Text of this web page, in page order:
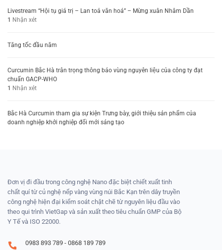
Livestream “Hội tụ giá trị – Lan toả văn hoá” – Mừng xuân Nhâm Dần
1 Nhận xét
Tăng tốc đầu năm
Curcumin Bắc Hà trân trọng thông báo vùng nguyên liệu của công ty đạt
chuẩn GACP-WHO
1 Nhận xét
Bắc Hà Curcumin tham gia sự kiện Trưng bày, giới thiệu sản phẩm của
doanh nghiệp khởi nghiệp đổi mới sáng tạo
Đơn vị đi đầu trong công nghệ Nano đặc biệt chiết xuất tinh
chất quí từ củ nghệ nếp vàng vùng núi Bắc Kạn trên dây truyền
công nghệ hiện đại kiểm soát chặt chẽ từ nguyên liệu đầu vào
theo qui trình VietGap và sản xuất theo tiêu chuẩn GMP của Bộ
Y Tế và ISO 22000.
0983 893 789 - 0868 189 789